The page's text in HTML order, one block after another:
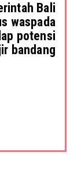
Bali
waspada
potensi
bandang